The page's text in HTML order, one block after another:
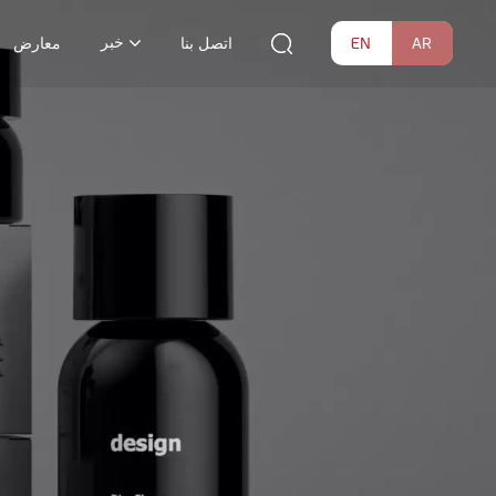
معارض خبر اتصل بنا EN AR